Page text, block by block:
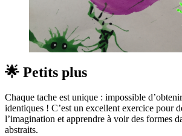
🌟 Petits plus
Chaque tache est unique : impossible
identiques ! C’est un excellent exercice pour
l’imagination et apprendre à voir des formes
abstraits.